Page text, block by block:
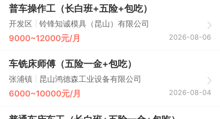
普车操作工（长白班+五险+包吃）
开发区 铃锋知诚模具（昆山）有限公司
9000~12000元/月 2026-08-06
车铣床师傅（五险一金+包吃）
张浦镇 昆山鸿德森工业设备有限公司
6000~10000元/月 2026-08-04